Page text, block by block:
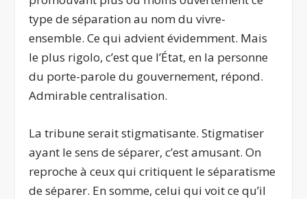
type de séparation au nom du vivre-
ensemble. Ce qui advient évidemment. Mais
le plus rigolo, c’est que l’État, en la personne
du porte-parole du gouvernement, répond.
Admirable centralisation.
La tribune serait stigmatisante. Stigmatiser
ayant le sens de séparer, c’est amusant. On
reproche à ceux qui critiquent le séparatisme
de séparer. En somme, celui qui voit ce qu’il